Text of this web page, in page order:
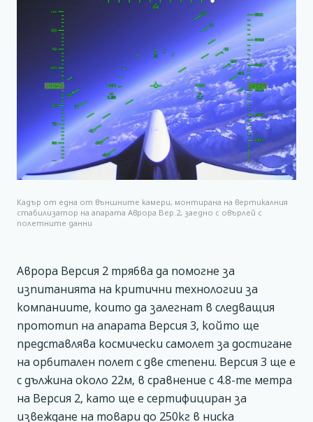
Кадър от една от външните камери, монтирана на вертикалния
стабилизатор на апарата Аврора Вер.2, заедно с овърлей с
полетните данни
Аврора Версия 2 трябва да помогне за
изпитанията на критични технологии за
компаниите, които да залегнат в следващия
прототип на апарата Версия 3, който ще
представлява космически самолет за достигане
на орбитален полет с две степени. Версия 3 ще е
с дължина около 22м, в сравнение с 4.8-те метра
на Версия 2, като ще е сертифициран за
извеждане на товари до 250кг в ниска